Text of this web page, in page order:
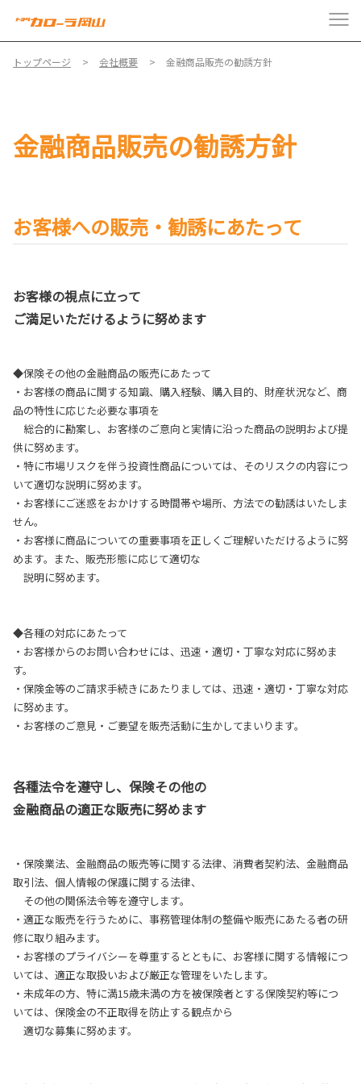
トップページ 会社概要 金融商品販売の勧誘方針
金融商品販売の勧誘方針
お客様への販売・勧誘にあたって
お客様の視点に立って
ご満足いただけるように努めます
◆保険その他の金融商品の販売にあたって
・お客様の商品に関する知識、購入経験、購入目的、財産状況など、商
品の特性に応じた必要な事項を
総合的に勘案し、お客様のご意向と実情に沿った商品の説明および提
供に努めます。
・特に市場リスクを伴う投資性商品については、そのリスクの内容につ
いて適切な説明に努めます。
・お客様にご迷惑をおかけする時間帯や場所、方法での勧誘はいたしま
せん。
・お客様に商品についての重要事項を正しくご理解いただけるように努
めます。また、販売形態に応じて適切な
説明に努めます。
◆各種の対応にあたって
・お客様からのお問い合わせには、迅速・適切・丁寧な対応に努めま
す。
・保険金等のご請求手続きにあたりましては、迅速・適切・丁寧な対応
に努めます。
・お客様のご意見・ご要望を販売活動に生かしてまいります。
各種法令を遵守し、保険その他の
金融商品の適正な販売に努めます
・保険業法、金融商品の販売等に関する法律、消費者契約法、金融商品
取引法、個人情報の保護に関する法律、
その他の関係法令等を遵守します。
・適正な販売を行うために、事務管理体制の整備や販売にあたる者の研
修に取り組みます。
・お客様のプライバシーを尊重するとともに、お客様に関する情報につ
いては、適正な取扱いおよび厳正な管理をいたします。
・未成年の方、特に満15歳未満の方を被保険者とする保険契約等につ
いては、保険金の不正取得を防止する観点から
適切な募集に努めます。